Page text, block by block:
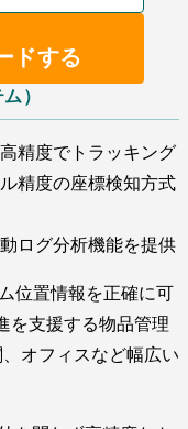
ドする
）
精度でトラッキング
精度の座標検知方式
ログ分析機能を提供
位置情報を正確に可
を支援する物品管理
オフィスなど幅広い